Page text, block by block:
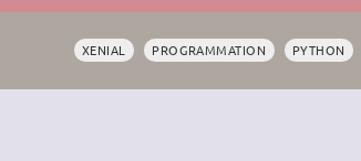
XENIAL PROGRAMMATION PYTHON